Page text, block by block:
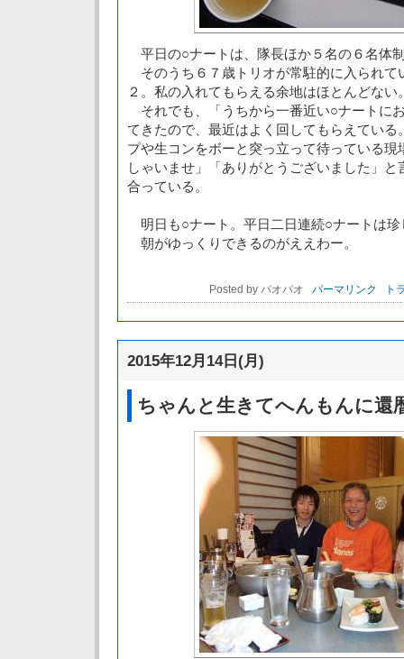
平日の○ナートは、隊長ほか５名の６名体
そのうち６７歳トリオが常駐的に入られて
２。私の入れてもらえる余地はほとんどない
それでも、「うちから一番近い○ナートに
てきたので、最近はよく回してもらえている
プや生コンをボーと突っ立って待っている
しゃいませ」「ありがとうございました」
合っている。
明日も○ナート。平日二日連続○ナートは珍
朝がゆっくりできるのがええわー。
Posted by パオパオ パーマリンク ト
2015年12月14日(月)
ちゃんと生きてへんもんに還